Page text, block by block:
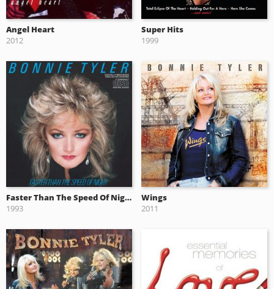
Angel Heart
2012
Super Hits
1999
Faster Than The Speed Of Night
1993
Wings
2011